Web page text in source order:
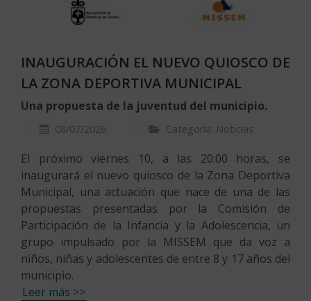
INAUGURACIÓN EL NUEVO QUIOSCO DE
LA ZONA DEPORTIVA MUNICIPAL
Una propuesta de la juventud del municipio.
08/07/2026 Categoría: Noticias
El próximo viernes 10, a las 20:00 horas, se
inaugurará el nuevo quiosco de la Zona Deportiva
Municipal, una actuación que nace de una de las
propuestas presentadas por la Comisión de
Participación de la Infancia y la Adolescencia, un
grupo impulsado por la MISSEM que da voz a
niños, niñas y adolescentes de entre 8 y 17 años del
municipio.
Leer más >>